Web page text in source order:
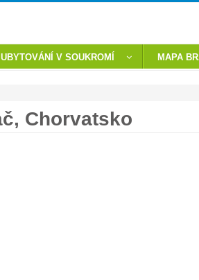
V SOUKROMÍ MAPA
Chorvatsko